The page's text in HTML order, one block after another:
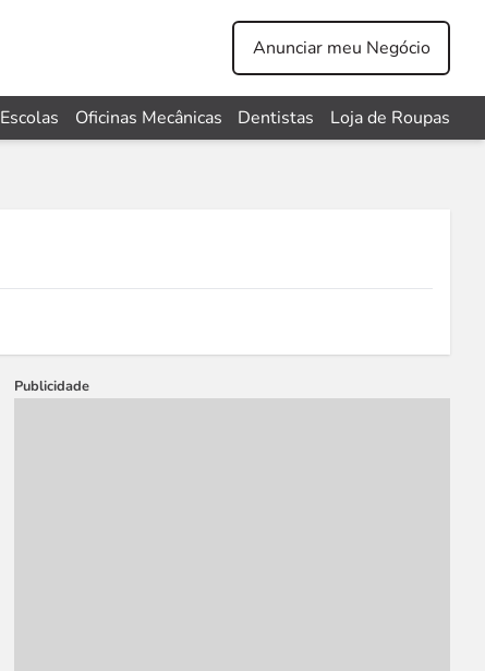
Anunciar meu Negócio
Escolas Oficinas Mecânicas Dentistas Loja de Roupas
Publicidade